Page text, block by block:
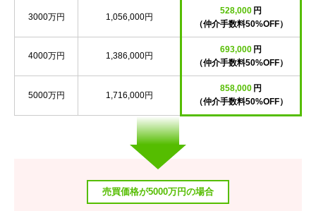
3000万円 1,056,000円
528,000 円
（仲介手数料50%OFF）
4000万円 1,386,000円
693,000 円
（仲介手数料50%OFF）
5000万円 1,716,000円
858,000 円
（仲介手数料50%OFF）
売買価格が5000万円の場合